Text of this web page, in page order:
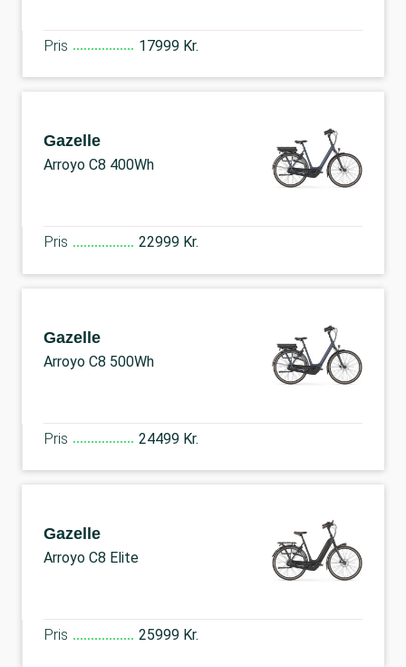
Pris 17999 Kr.
Gazelle
Arroyo C8 400Wh
Pris 22999 Kr.
Gazelle
Arroyo C8 500Wh
Pris 24499 Kr.
Gazelle
Arroyo C8 Elite
Pris 25999 Kr.